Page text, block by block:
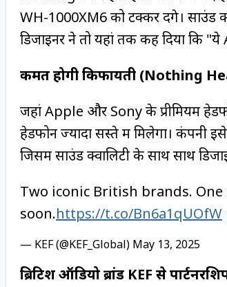
WH-1000XM6 को टक्कर देंगे। साउंड
डिजाइनर ने तो यहां तक कह दिया कि
कीमत होगी किफायती (Nothing
जहां Apple और Sony के प्रीमियम
हेडफोन ज्यादा सस्ते में मिलेगा।
जिसमें साउंड क्वालिटी के साथ साथ
Two iconic British brands.
soon.https://t.co/Bn6a1qUOfW
— KEF (@KEF_Global) May 13, 2025
ब्रिटिश ऑडियो ब्रांड KEF से